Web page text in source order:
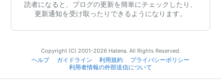
読者になると、ブログの更新を簡単にチェックしたり、
更新通知を受け取ったりできるようになります。
Copyright (C) 2001-2026 Hatena. All Rights Reserved.
ヘルプ
ガイドライン 利用規約
プライバシーポリシー
利用者情報の外部送信について